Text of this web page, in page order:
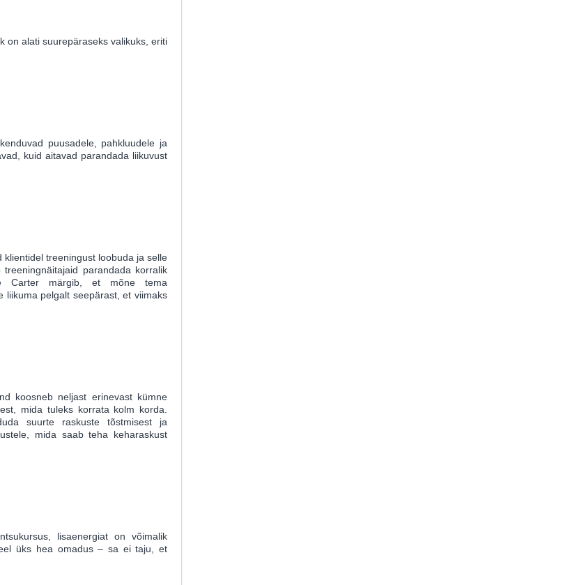
on alati suurepäraseks valikuks, eriti
puusadele, pahkluudele ja
kuid aitavad parandada liikuvust
treeningust loobuda ja selle
parandada korralik
Carter märgib, et mõne tema
liikuma pelgalt seepärast, et viimaks
koosneb neljast erinevast kümne
mida tuleks korrata kolm korda.
suurte raskuste tõstmisest ja
mida saab teha keharaskust
lisaenergiat on võimalik
üks hea omadus – sa ei taju, et